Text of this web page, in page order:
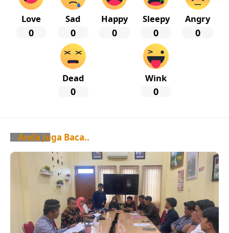
Love
0
Sad
0
Happy
0
Sleepy
0
Angry
0
Dead
0
Wink
0
Anda Juga Baca..